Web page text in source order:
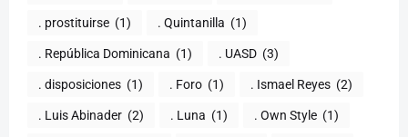
. prostituirse (1) . Quintanilla (1)
. República Dominicana (1) . UASD (3)
. disposiciones (1) . Foro (1) . Ismael Reyes (2)
. Luis Abinader (2) . Luna (1) . Own Style (1)